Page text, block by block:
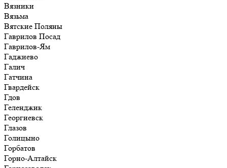
Вязники
Вязьма
Вятские Поляны
Гаврилов Посад
Гаврилов-Ям
Гаджиево
Галич
Гатчина
Гвардейск
Гдов
Геленджик
Георгиевск
Глазов
Голицыно
Горбатов
Горно-Алтайск